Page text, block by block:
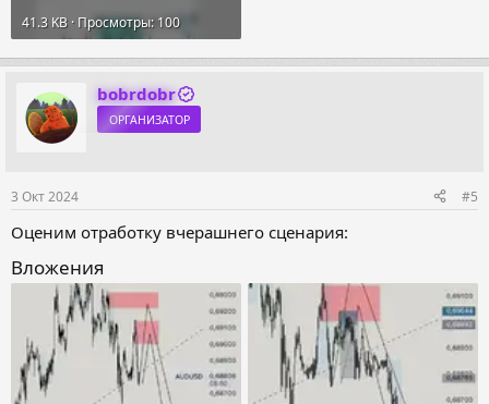
41.3 KB · Просмотры: 100
bobrdobr
ОРГАНИЗАТОР
3 Окт 2024 #5
Оценим отработку вчерашнего сценария:
Вложения